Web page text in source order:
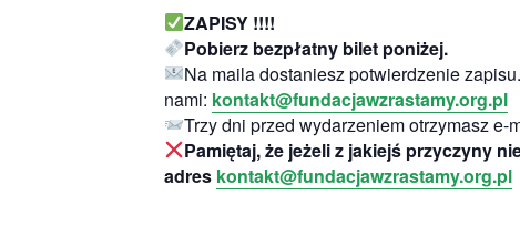
ZAPISY !!!!
Pobierz bezpłatny bilet poniżej.
Na maila dostaniesz potwierdzenie
nami: kontakt@fundacjawzrastamy.org.pl
Trzy dni przed wydarzeniem otrzymasz e-
Pamiętaj, że jeżeli z jakiejś przyczyny
adres kontakt@fundacjawzrastamy.org.pl